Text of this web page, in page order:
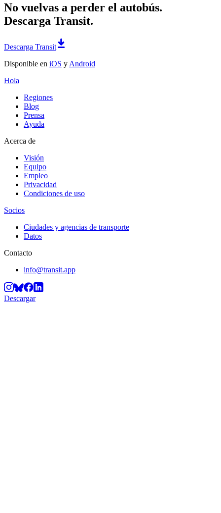
No vuelvas a perder el autobús.
Descarga Transit.
Descarga Transit
Disponible en iOS y Android
Hola
Regiones
Blog
Prensa
Ayuda
Acerca de
Visión
Equipo
Empleo
Privacidad
Condiciones de uso
Socios
Ciudades y agencias de transporte
Datos
Contacto
info@transit.app
Descargar